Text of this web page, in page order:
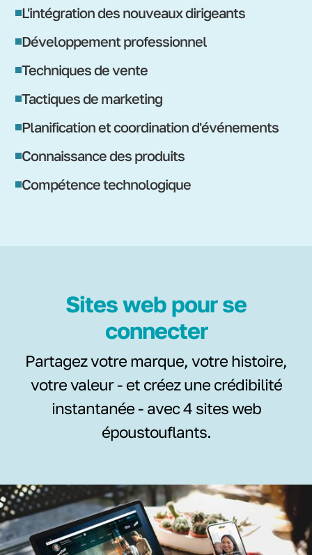
L'intégration des nouveaux dirigeants
Développement professionnel
Techniques de vente
Tactiques de marketing
Planification et coordination d'événements
Connaissance des produits
Compétence technologique
Sites web pour se
connecter
Partagez votre marque, votre histoire,
votre valeur - et créez une crédibilité
instantanée - avec 4 sites web
époustouflants.